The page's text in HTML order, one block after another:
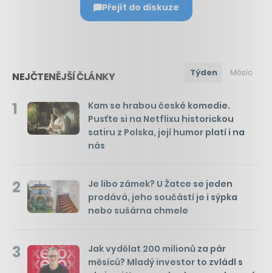
Přejít do diskuze
NEJČTENĚJŠÍ ČLÁNKY Týden Měsíc
1
Kam se hrabou české komedie.
Pusťte si na Netflixu historickou
satiru z Polska, její humor platí i na
nás
2
Je libo zámek? U Žatce se jeden
prodává, jeho součástí je i sýpka
nebo sušárna chmele
3
Jak vydělat 200 milionů za pár
měsíců? Mladý investor to zvládl s